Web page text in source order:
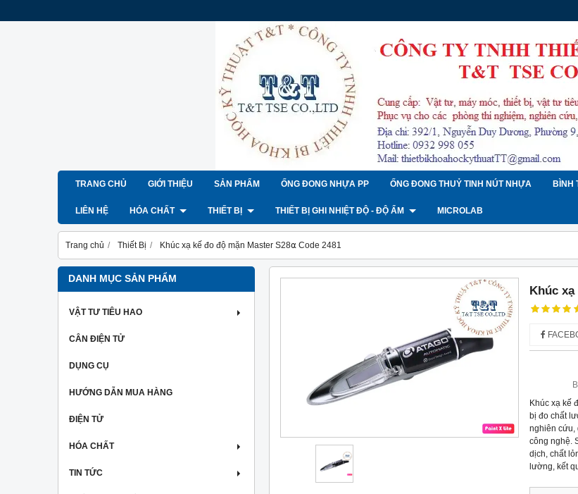
TRANG CHỦ GIỚI THIỆU SẢN PHẨM ỐNG ĐONG NHỰA PP ỐNG ĐONG THUỶ TINH NÚT NHỰA BÌNH
LIÊN HỆ HÓA CHẤT THIẾT BỊ THIẾT BỊ GHI NHIỆT ĐỘ - ĐỘ ẨM MICROLAB
Trang chủ Thiết Bị Khúc xạ kế đo độ mặn Master S28⍺ Code 2481
DANH MỤC SẢN PHẨM
VẬT TƯ TIÊU HAO
CÂN ĐIỆN TỬ
DỤNG CỤ
HƯỚNG DẪN MUA HÀNG
ĐIỆN TỬ
HÓA CHẤT
TIN TỨC
Khúc xạ
Khúc xạ kế
bị đo chất
nghiên cứu,
công nghệ.
dịch, chất
lường, kết